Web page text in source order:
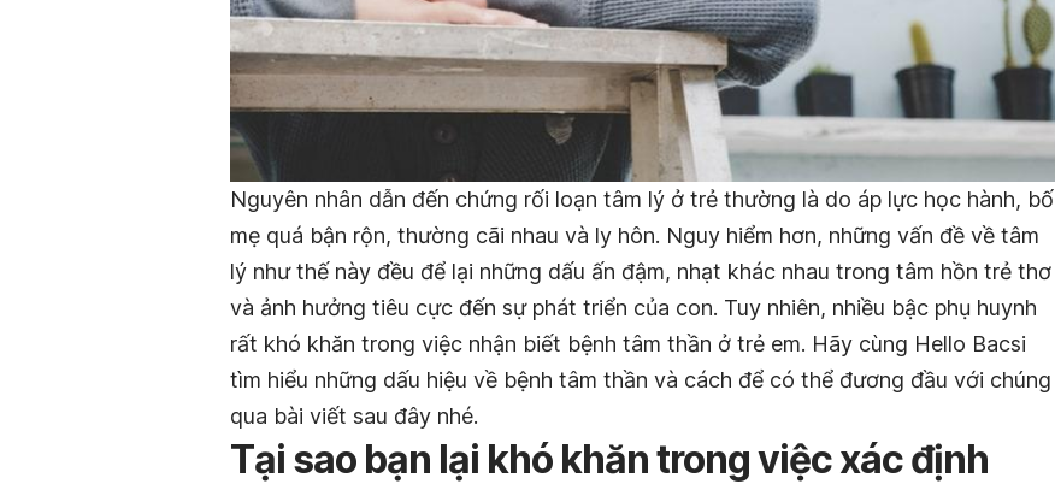
Nguyên nhân dẫn đến chứng rối loạn tâm lý ở trẻ thường là do áp lực học hành, bố
mẹ quá bận rộn, thường cãi nhau và ly hôn. Nguy hiểm hơn, những vấn đề về tâm
lý như thế này đều để lại những dấu ấn đậm, nhạt khác nhau trong tâm hồn trẻ thơ
và ảnh hưởng tiêu cực đến sự phát triển của con. Tuy nhiên, nhiều bậc phụ huynh
rất khó khăn trong việc nhận biết bệnh tâm thần ở trẻ em. Hãy cùng Hello Bacsi
tìm hiểu những dấu hiệu về bệnh tâm thần và cách để có thể đương đầu với chúng
qua bài viết sau đây nhé.
Tại sao bạn lại khó khăn trong việc xác định